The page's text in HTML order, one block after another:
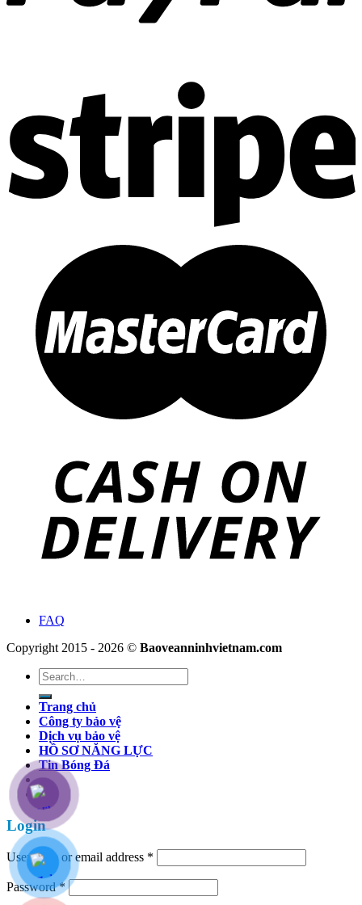
FAQ
Copyright 2015 - 2026 © Baoveanninhvietnam.com
Search
for:
Trang chủ
Công ty bảo vệ
Dịch vụ bảo vệ
HỒ SƠ NĂNG LỰC
Tin Bóng Đá
Login
Username or email address *
Password*